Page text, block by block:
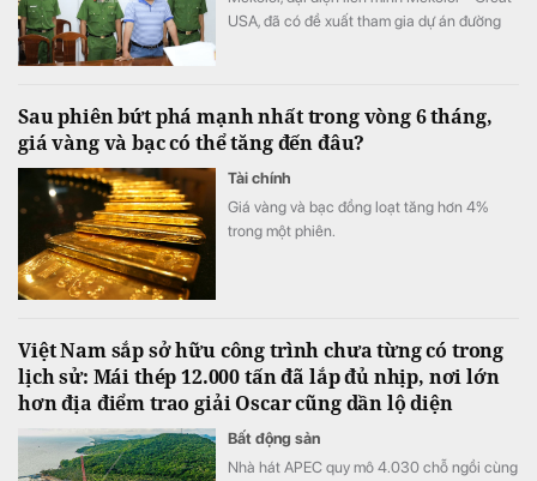
USA, đã có đề xuất tham gia dự án đường
Sau phiên bứt phá mạnh nhất trong vòng 6 tháng,
giá vàng và bạc có thể tăng đến đâu?
Tài chính
Giá vàng và bạc đồng loạt tăng hơn 4%
trong một phiên.
Việt Nam sắp sở hữu công trình chưa từng có trong
lịch sử: Mái thép 12.000 tấn đã lắp đủ nhịp, nơi lớn
hơn địa điểm trao giải Oscar cũng dần lộ diện
Bất động sản
Nhà hát APEC quy mô 4.030 chỗ ngồi cùng